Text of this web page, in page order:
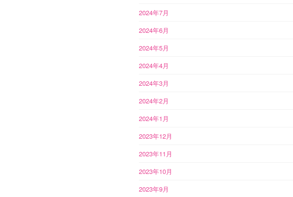
2024年7月
2024年6月
2024年5月
2024年4月
2024年3月
2024年2月
2024年1月
2023年12月
2023年11月
2023年10月
2023年9月